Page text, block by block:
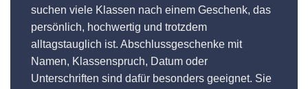
suchen viele Klassen nach einem Geschenk, das
persönlich, hochwertig und trotzdem
alltagstauglich ist. Abschlussgeschenke mit
Namen, Klassenspruch, Datum oder
Unterschriften sind dafür besonders geeignet. Sie